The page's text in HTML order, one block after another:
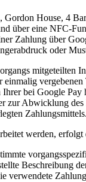
House, 4
über eine NFC-
Zahlung über
oder
mitgeteilten
bei Google
zur Abwicklung
Zahlungsmittels.
werden,
Beschreibung
verwendete